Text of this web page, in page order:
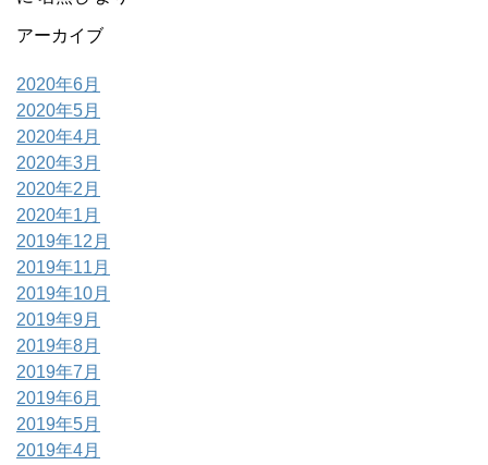
アーカイブ
2020年6月
2020年5月
2020年4月
2020年3月
2020年2月
2020年1月
2019年12月
2019年11月
2019年10月
2019年9月
2019年8月
2019年7月
2019年6月
2019年5月
2019年4月